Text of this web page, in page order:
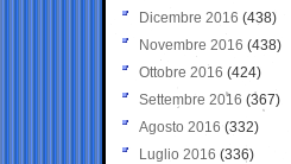
Dicembre 2016 (438)
Novembre 2016 (438)
Ottobre 2016 (424)
Settembre 2016 (367)
Agosto 2016 (332)
Luglio 2016 (336)